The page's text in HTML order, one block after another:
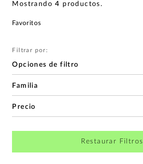
Mostrando4 productos.
Filtrar por:
Opciones de filtro
Familia
Precio
Restaurar Filtros